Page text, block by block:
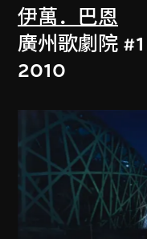
伊萬．巴恩
廣州歌劇院 #1
2010